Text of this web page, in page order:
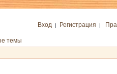
Вход | Регистрация |
темы